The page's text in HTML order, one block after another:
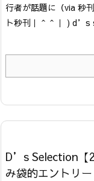
行者が話題に （via 秒
ト秒刊｜＾＾｜ ) d’s
D’s Selection【
み袋的エントリー